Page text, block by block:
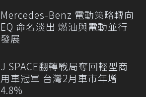
Mercedes-Benz 電動策略轉向
EQ 命名淡出 燃油與電動並行
發展
J SPACE翻轉戰局奪回輕型商
用車冠軍 台灣2月車市年增
4.8%